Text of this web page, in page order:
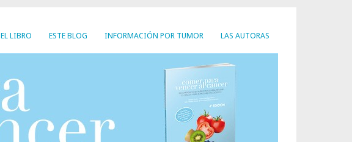
EL LIBRO ESTE BLOG INFORMACIÓN POR TUMOR LAS AUTORAS